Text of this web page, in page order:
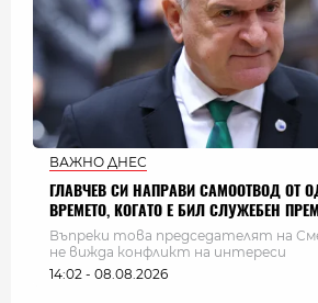
ВАЖНО ДНЕС
ГЛАВЧЕВ СИ НАПРАВИ САМООТВОД ОТ
ВРЕМЕТО, КОГАТО Е БИЛ СЛУЖЕБЕН
Въпреки това председателят на
не вижда конфликт на интереси
14:02 - 08.08.2026